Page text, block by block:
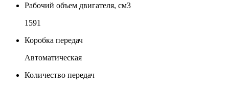
Рабочий объем двигателя, см3
1591
Коробка передач
Автоматическая
Количество передач